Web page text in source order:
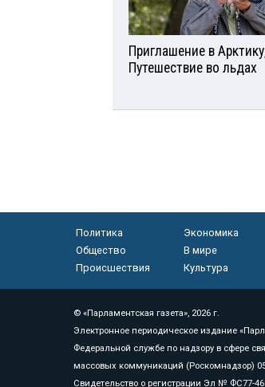
Приглашение в
Путешествие во льдах
Политика
Экономика
Общество
В мире
Происшествия
Культура
© «Парламентская газета», 2026 г.
Электронное периодическое издание
Федеральной службе по надзору в сфере
массовых коммуникаций (Роскомнадзор) 05
Свидетельство о регистрации Эл № ФС77-